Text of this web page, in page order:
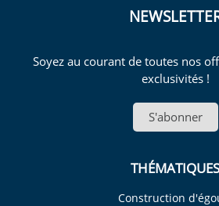
Soyez au courant de toutes nos
exclusivités !
S'abonner
THÉMATIQUES
Construction